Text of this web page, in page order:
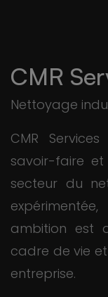
CMR
Nettoyage
CMR
savoir-faire et
secteur du
ambition est
cadre de vie
entreprise.